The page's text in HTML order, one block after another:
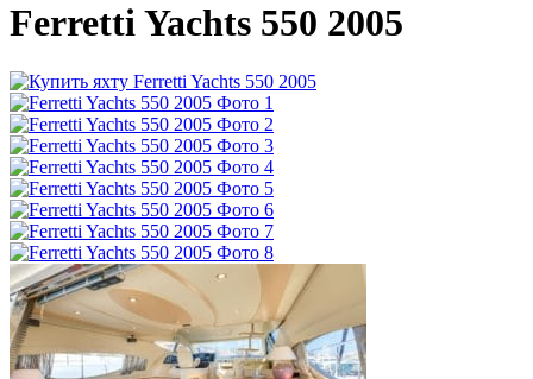
Ferretti Yachts 550 2005